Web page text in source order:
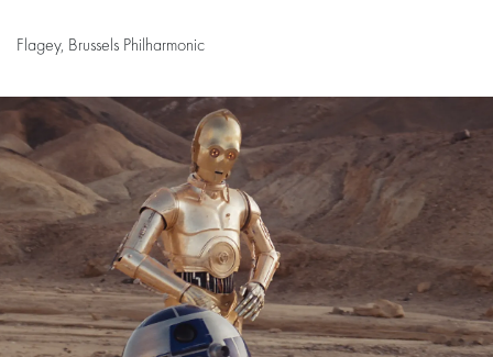
Flagey, Brussels Philharmonic